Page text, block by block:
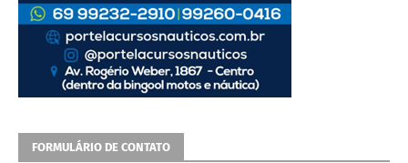
FORMULÁRIO DE CONTATO